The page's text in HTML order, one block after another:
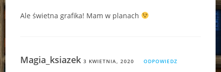
Ale świetna grafika! Mam w planach
Magia_ksiazek3 KWIETNIA, 2020 ODPOWIEDZ